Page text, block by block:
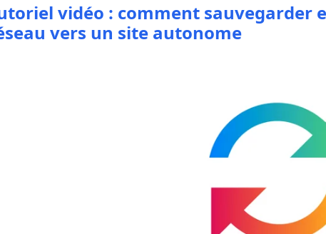
vidéo : comment sauvegarder
vers un site autonome